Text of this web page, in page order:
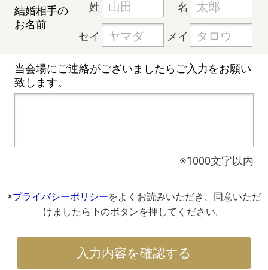
結婚相手の
お名前
姓 名
セイ メイ
当会場にご連絡がございましたらご入力をお願い
致します。
※1000文字以内
※プライバシーポリシーをよくお読みいただき、同意いただ
けましたら下のボタンを押してください。